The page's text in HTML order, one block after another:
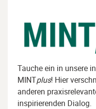
Tauche ein in unsere
MINTplus! Hier
anderen
inspirierenden Dialog.